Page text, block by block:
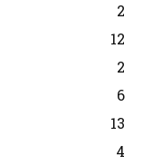
2
12
2
6
13
4